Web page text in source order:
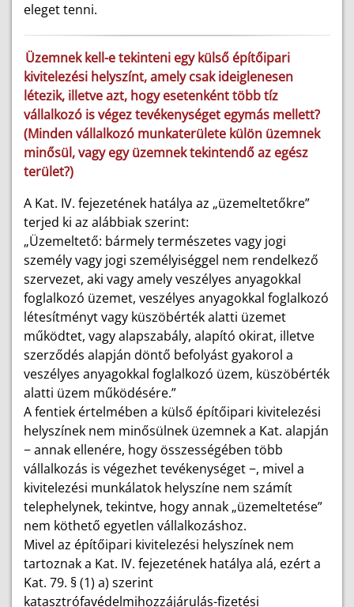
eleget tenni.
Üzemnek kell-e tekinteni egy külső építőipari
kivitelezési helyszínt, amely csak ideiglenesen
létezik, illetve azt, hogy esetenként több tíz
vállalkozó is végez tevékenységet egymás mellett?
(Minden vállalkozó munkaterülete külön üzemnek
minősül, vagy egy üzemnek tekintendő az egész
terület?)
A Kat. IV. fejezetének hatálya az „üzemeltetőkre”
terjed ki az alábbiak szerint:
„Üzemeltető: bármely természetes vagy jogi
személy vagy jogi személyiséggel nem rendelkező
szervezet, aki vagy amely veszélyes anyagokkal
foglalkozó üzemet, veszélyes anyagokkal foglalkozó
létesítményt vagy küszöbérték alatti üzemet
működtet, vagy alapszabály, alapító okirat, illetve
szerződés alapján döntő befolyást gyakorol a
veszélyes anyagokkal foglalkozó üzem, küszöbérték
alatti üzem működésére.”
A fentiek értelmében a külső építőipari kivitelezési
helyszínek nem minősülnek üzemnek a Kat. alapján
− annak ellenére, hogy összességében több
vállalkozás is végezhet tevékenységet −, mivel a
kivitelezési munkálatok helyszíne nem számít
telephelynek, tekintve, hogy annak „üzemeltetése”
nem köthető egyetlen vállalkozáshoz.
Mivel az építőipari kivitelezési helyszínek nem
tartoznak a Kat. IV. fejezetének hatálya alá, ezért a
Kat. 79. § (1) a) szerint
katasztrófavédelmihozzájárulás-fizetési